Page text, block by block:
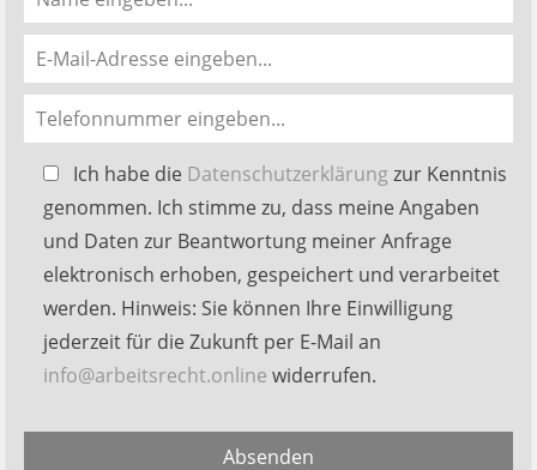
Bitte
lasse
dieses
Feld
leer.
Ich habe die Datenschutzerklärungzur Kenntnis
genommen. Ich stimme zu, dass meine Angaben
und Daten zur Beantwortung meiner Anfrage
elektronisch erhoben, gespeichert und verarbeitet
werden. Hinweis: Sie können Ihre Einwilligung
jederzeit für die Zukunft per E-Mail an
info@arbeitsrecht.online widerrufen.
Absenden